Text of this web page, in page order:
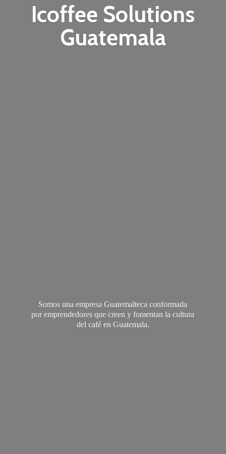
Icoffee Solutions
Guatemala
Somos una empresa Guatemalteca conformada
por emprendedores que creen y fomentan la cultura
del café en Guatemala.